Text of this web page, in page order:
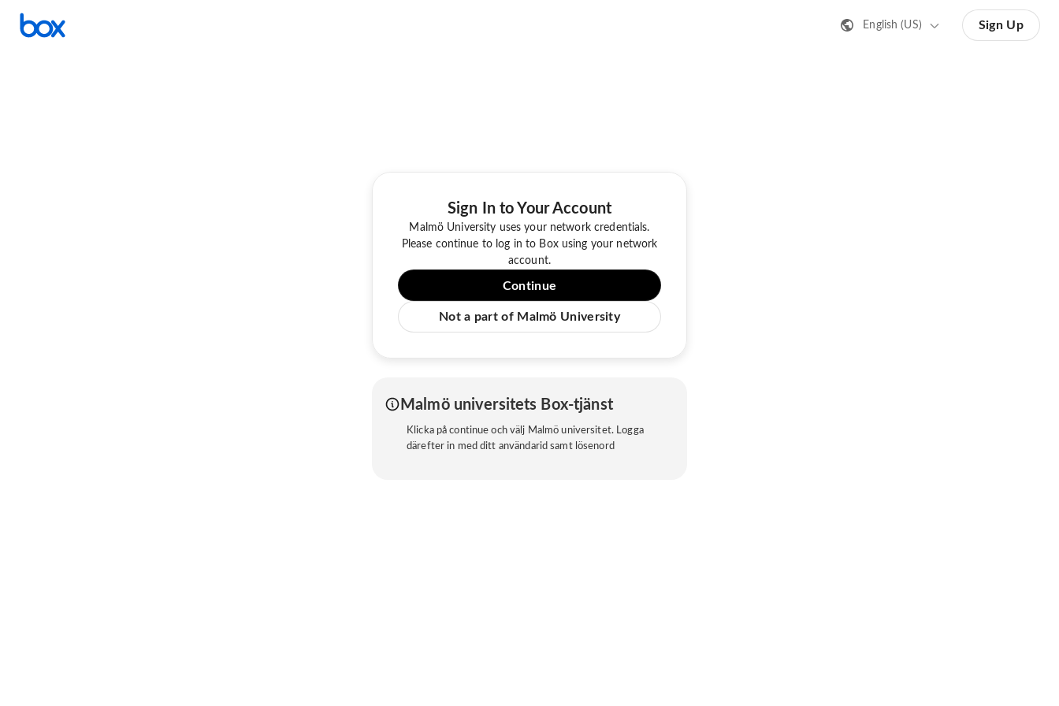
English (US) Sign Up
Sign In to Your Account
Malmö University uses your network credentials.
Please continue to log in to Box using your network
account.
Continue
Not a part of Malmö University
Malmö universitets Box-tjänst
Klicka på continue och välj Malmö universitet. Logga
därefter in med ditt användarid samt lösenord